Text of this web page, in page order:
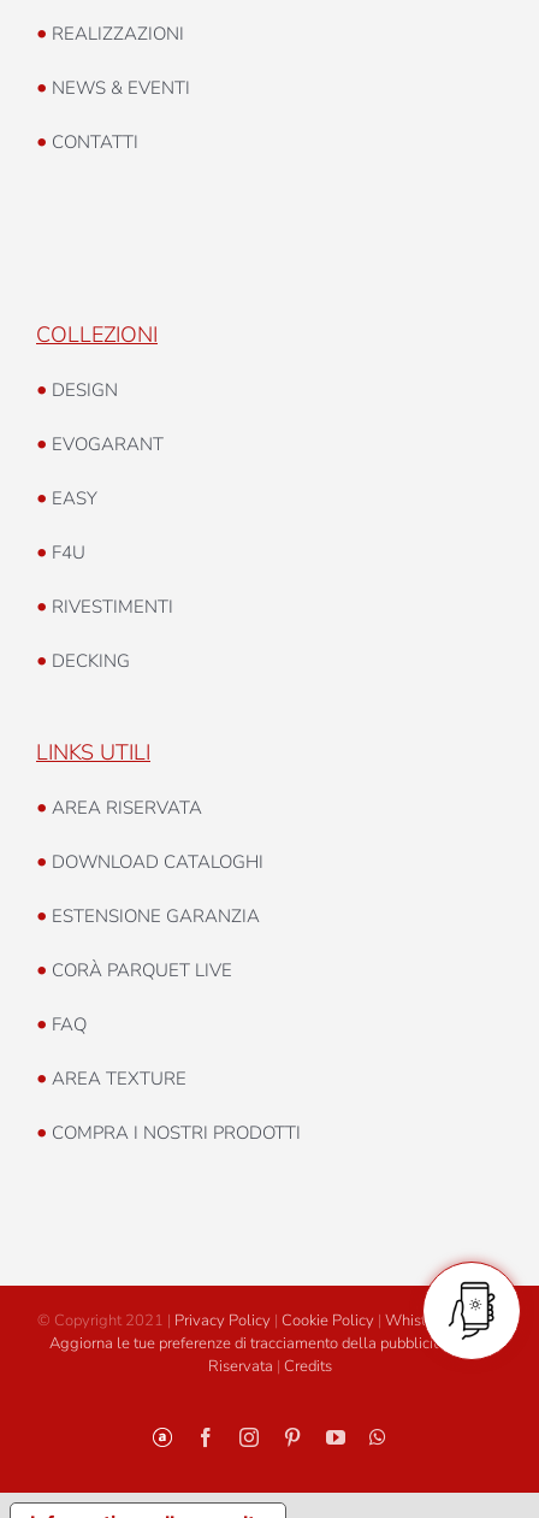
• REALIZZAZIONI
• NEWS & EVENTI
• CONTATTI
COLLEZIONI
• DESIGN
• EVOGARANT
• EASY
• F4U
• RIVESTIMENTI
• DECKING
LINKS UTILI
• AREA RISERVATA
• DOWNLOAD CATALOGHI
• ESTENSIONE GARANZIA
• CORÀ PARQUET LIVE
• FAQ
• AREA TEXTURE
• COMPRA I NOSTRI PRODOTTI
© Copyright 2021 | Privacy Policy | Cookie Policy | Whistleblowing
Aggiorna le tue preferenze di tracciamento della pubblicità
Area
Riservata | Credits
PersonalizzatoFacebookInstagramPinterestYouTube